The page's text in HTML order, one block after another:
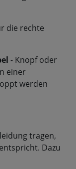
die rechte
- Knopf oder
einer
werden
tragen,
Dazu